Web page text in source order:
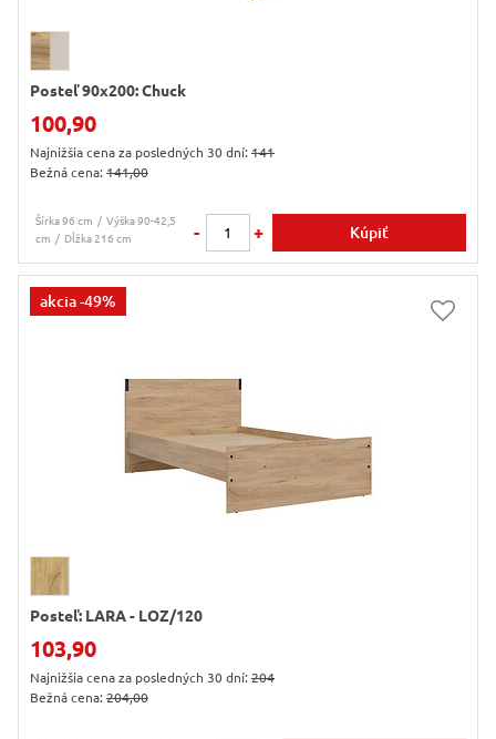
Posteľ 90x200: Chuck
100,90
Najnižšia cena za posledných 30 dní: 141
Bežná cena: 141,00
Šírka 96 cm
Výška 90-42,5
cm
Dĺžka 216 cm - + Kúpiť
akcia-49%
Posteľ: LARA - LOZ/120
103,90
Najnižšia cena za posledných 30 dní: 204
Bežná cena: 204,00